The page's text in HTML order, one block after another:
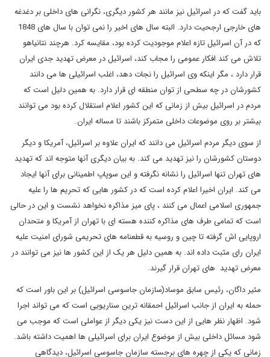
باید گفت که در اسرائیل نیز مانند هر کشور دیگری، نگرانی های داخلی بر دغدغه
های خارجی ارجحیت دارد. البته سال های اخیر را نمی توان با سال های 1848
که در آن اسرائیل تازه اعلام موجودیت کرده بود، مقایسه کرد. هرچند نتانیاهو
تلاش می کند افکار عمومی را مجاب کند، اسرائیل در معرض تهدید جدی ایران
قرار دارد ، مگر اینکه وی اسرائیل را نجات دهد، اغلب اسرائیلی ها می دانند
کشورشان در چه سطحی از توان منطقه ای قرار دارد. به همین دلیل است که
مردم در اسرائیل بیش از زمانی که این کشور اعلام استقلال کرده بود می توانند
بیشتر بر روی موضوعات داخلی متمرکز باشند تا مساله ایران.
از سوی دیگر مردم اسرائیل می دانند که ایران علاوه بر اسرائیل، آمریکا و دیگر
دوستان کشورشان را نیز تهدید می کند. به بیان دیگری آنها متوجه اند که تهدید
های تهران تنها اسرائیل را نشانه نگرفته و این سوپاپ اطمینانی برای آنها ایجاد
می کند. ایران اخیرا اعلام کرده است که در کشور هایی که تحریم ها را علیه
جمهوری اسلامی اعمال می کنند ، پای میز مذاکره نخواهد نشست و این در حالی
است که تمامی طرف های مذاکره کننده هسته ای با تهران از آمریکا و متحدان
اروپایی اش گرفته تا چین و روسیه به قطعنامه های تحریمی شورای امنیت علیه
ایران رای مثبت داده اند. به همین دلیل هر یک از این کشور ها نیز می توانند در
معرض تهدید های تهران قرار گیرند.
مئیر داگان، رئیس سابق موساد(سازمان جاسوسی اسرائیل) بر این باور است که
حمله به ایران از جانب اسرائیل احمقانه ترین سناریویی است که می تواند اجرا
شود. اظهار نظر هایی از این دست نیز یکی دیگر از عواملی است که موجب می
شود مسائل داخلی بیش از موضوع ایران برای اسرائیلی ها اهمیت داشته باشد.
زمانی که یکی از چهره های برجسته سازمان جاسوسی اسرائیل، دیدگاهی